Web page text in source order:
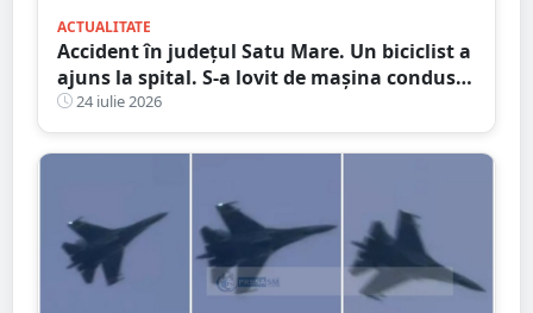
ACTUALITATE
Accident în județul Satu Mare. Un biciclist a
ajuns la spital. S-a lovit de mașina condusă
de un tânăr șofer
24 iulie 2026